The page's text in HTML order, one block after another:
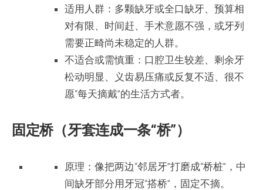
适用人群：多颗缺牙或全口缺牙、预算相
对有限、时间赶、手术意愿不强，或牙列
需要正畸尚未稳定的人群。
不适合或需慎重：口腔卫生较差、剩余牙
松动明显、义齿易压痛或反复不适、很不
愿“每天摘戴”的生活方式者。
固定桥（牙套连成一条“桥”）
原理：像把两边“邻居牙”打磨成“桥桩”，中
间缺牙部分用牙冠“搭桥”，固定不摘。